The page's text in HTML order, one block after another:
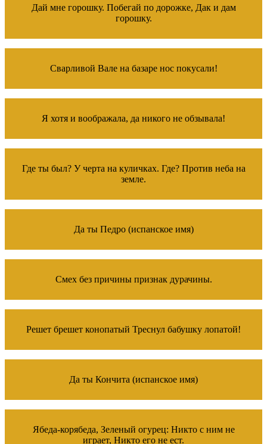
Дай мне горошку. Побегай по дорожке, Дак и дам
горошку.
Сварливой Вале на базаре нос покусали!
Я хотя и воображала, да никого не обзывала!
Где ты был? У черта на куличках. Где? Против неба на
земле.
Да ты Педро (испанское имя)
Смех без причины признак дурачины.
Решет брешет конопатый Треснул бабушку лопатой!
Да ты Кончита (испанское имя)
Ябеда-корябеда, Зеленый огурец: Никто с ним не
играет, Никто его не ест.